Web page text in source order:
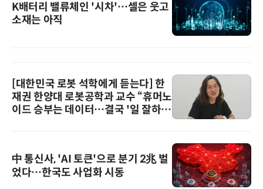
K배터리 밸류체인 '시차'…셀은 웃고
소재는 아직
[대한민국 로봇 석학에게 듣는다] 한
재권 한양대 로봇공학과 교수 “휴머노
이드 승부는 데이터…결국 '일 잘하는
中 통신사, 'AI 토큰'으로 분기 2兆 벌
었다…한국도 사업화 시동